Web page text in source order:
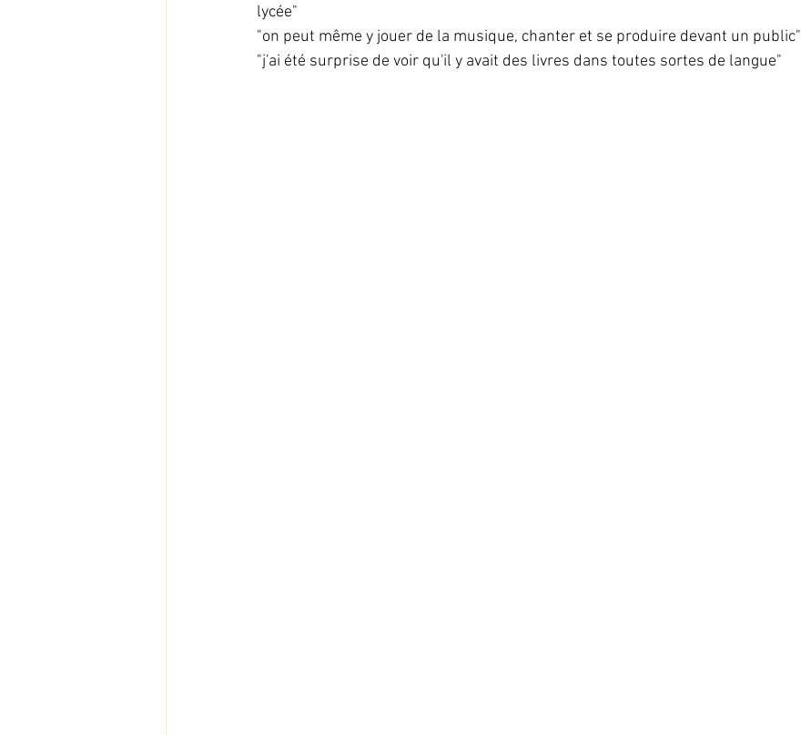
lycée"
"on peut même y jouer de la musique, chanter et se produire devant un public"
"j'ai été surprise de voir qu'il y avait des livres dans toutes sortes de langue"